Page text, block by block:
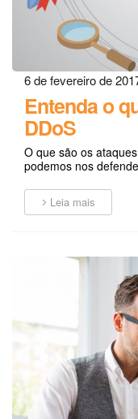
6 de fevereiro de
Entenda o
DDoS
O que são os
podemos nos
Leia mais